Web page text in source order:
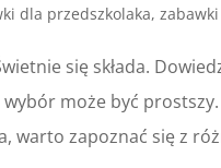
dla przedszkolaka,
się składa.
może być
warto zapoznać się z